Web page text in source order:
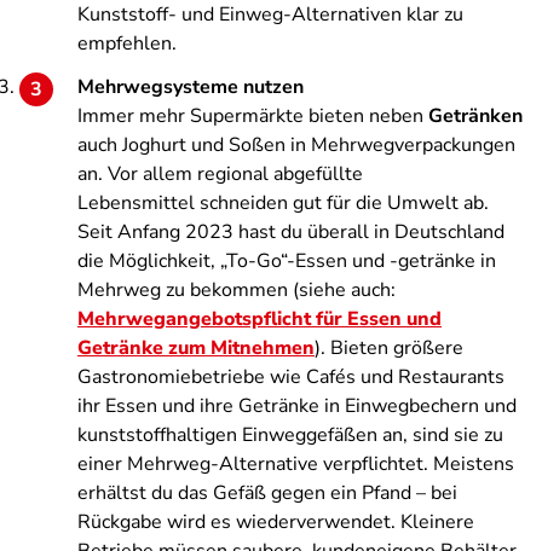
Kunststoff- und Einweg-Alternativen klar zu
empfehlen.
Mehrwegsysteme nutzen
Immer mehr Supermärkte bieten neben Getränken
auch Joghurt und Soßen in Mehrwegverpackungen
an. Vor allem regional abgefüllte
Lebensmittel schneiden gut für die Umwelt ab.
Seit Anfang 2023 hast du überall in Deutschland
die Möglichkeit, „To-Go“-Essen und -getränke in
Mehrweg zu bekommen (siehe auch:
Mehrwegangebotspflicht für Essen und
Getränke zum Mitnehmen). Bieten größere
Gastronomiebetriebe wie Cafés und Restaurants
ihr Essen und ihre Getränke in Einwegbechern und
kunststoffhaltigen Einweggefäßen an, sind sie zu
einer Mehrweg-Alternative verpflichtet. Meistens
erhältst du das Gefäß gegen ein Pfand – bei
Rückgabe wird es wiederverwendet. Kleinere